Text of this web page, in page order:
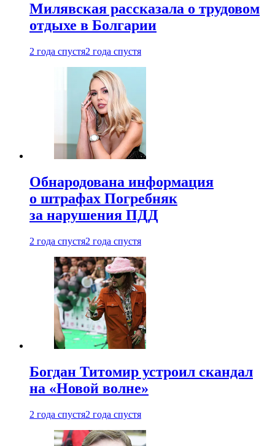
Милявская рассказала о трудовом
отдыхе в Болгарии
2 года спустя2 года спустя
Обнародована информация
о штрафах Погребняк
за нарушения ПДД
2 года спустя2 года спустя
Богдан Титомир устроил скандал
на «Новой волне»
2 года спустя2 года спустя